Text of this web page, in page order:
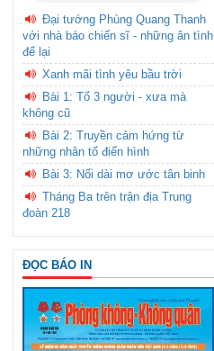
Đại tướng Phùng Quang Thanh
với nhà báo chiến sĩ - những ân tình
để lại
Xanh mãi tình yêu bầu trời
Bài 1: Tổ 3 người - xưa mà
không cũ
Bài 2: Truyền cảm hứng từ
những nhân tố điển hình
Bài 3: Nối dài mơ ước tân binh
Tháng Ba trên trận địa Trung
đoàn 218
ĐỌC BÁO IN